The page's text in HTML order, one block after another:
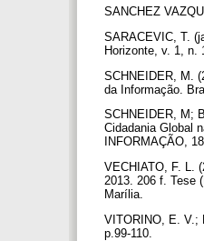
SANCHEZ
SARACEVIC, T.
Horizonte, v. 1, n.
SCHNEIDER, M.
da Informação.
SCHNEIDER, M;
Cidadania Global
INFORMAÇÃO,
VECHIATO, F. L.
2013. 206 f. Tese
Marília.
VITORINO, E. V.;
p.99-110.